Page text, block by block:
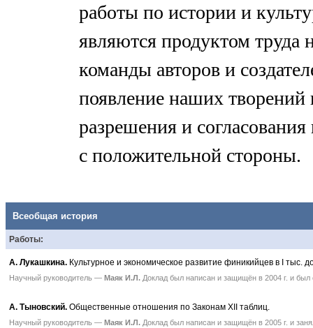
работы по истории и
являются продуктом труда
команды авторов и
появление наших творений
разрешения и
с положительной стороны.
Всеобщая история
Работы:
А. Лукашкина. Культурное и экономическое развитие финикийцев в I тыс.
Научный руководитель — Маяк И.Л. Доклад был написан и защищён в 2004 г. и
А. Тыновский. Общественные отношения по Законам XII таблиц.
Научный руководитель — Маяк И.Л. Доклад был написан и защищён в 2005 г. и